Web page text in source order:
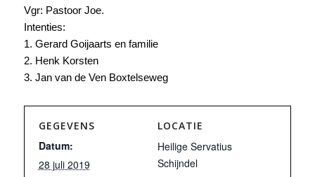
Vgr: Pastoor Joe.
Intenties:
1. Gerard Goijaarts en familie
2. Henk Korsten
3. Jan van de Ven Boxtelseweg
GEGEVENS
Datum:
28 juli 2019
LOCATIE
Heilige Servatius
Schijndel